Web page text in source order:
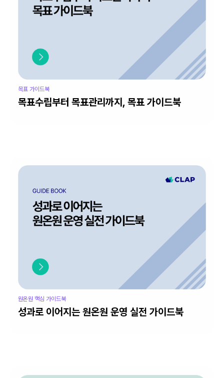
목표 가이드북
목표수립부터 목표관리까지, 목표 가이드북
원온원 핵심 가이드북
성과로 이어지는 원온원 운영 실전 가이드북